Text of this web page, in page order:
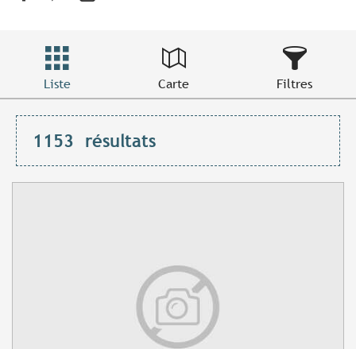
Liste Carte Filtres
1153 résultats